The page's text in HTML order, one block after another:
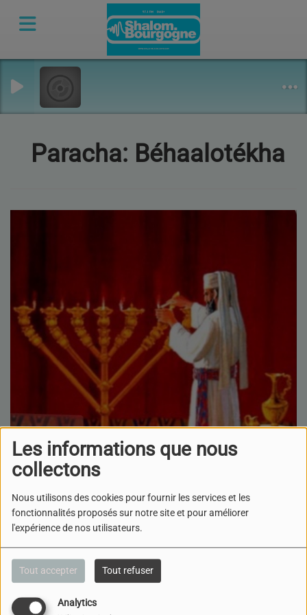
Les informations que nous
collectons
Nous utilisons des cookies pour fournir les services et les
fonctionnalités proposés sur notre site et pour améliorer
l'expérience de nos utilisateurs.
Tout accepter Tout refuser
Analytics
Paracha: Béhaalotékha